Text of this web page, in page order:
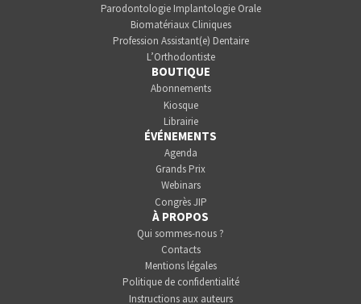
Parodontologie Implantologie Orale
Biomatériaux Cliniques
Profession Assistant(e) Dentaire
L’Orthodontiste
BOUTIQUE
Abonnements
Kiosque
Librairie
ÉVÉNEMENTS
Agenda
Grands Prix
Webinars
Congrès JIP
À PROPOS
Qui sommes-nous ?
Contacts
Mentions légales
Politique de confidentialité
Instructions aux auteurs